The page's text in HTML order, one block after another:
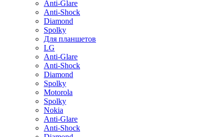
Anti-Glare
Anti-Shock
Diamond
Spolky
Для планшетов
LG
Anti-Glare
Anti-Shock
Diamond
Spolky
Motorola
Spolky
Nokia
Anti-Glare
Anti-Shock